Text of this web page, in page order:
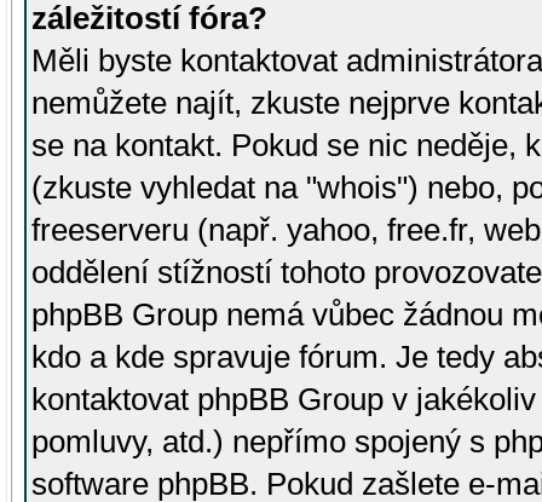
záležitostí fóra?
Měli byste kontaktovat
nemůžete najít, zkuste nejprve
se na kontakt. Pokud se nic neděje,
(zkuste vyhledat na "whois") nebo,
freeserveru (např. yahoo, free.fr,
oddělení stížností tohoto
phpBB Group nemá vůbec žádnou
kdo a kde spravuje fórum. Je tedy
kontaktovat phpBB Group v
pomluvy, atd.) nepřímo spojený s
software phpBB. Pokud zašlete e-